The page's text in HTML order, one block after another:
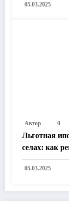
тренды
05.03.2025
Автор 0
Льготная
селах: как
улучшит
05.03.2025